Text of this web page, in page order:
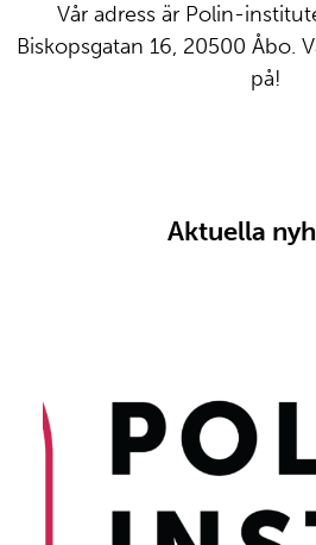
Vår adress är Polin-
Biskopsgatan 16, 20500 Åbo.
på!
Aktuella